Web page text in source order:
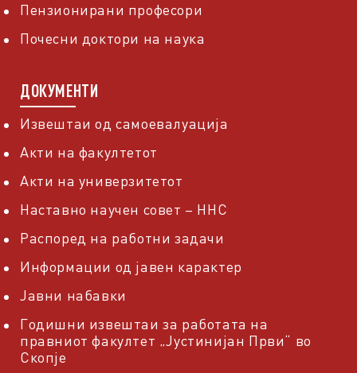
Пензионирани професори
Почесни доктори на наука
ДОКУМЕНТИ
Извештаи од самоевалуација
Акти на факултетот
Акти на универзитетот
Наставно научен совет – ННС
Распоред на работни задачи
Информации од јавен карактер
Јавни набавки
Годишни извештаи за работата на
правниот факултет „Јустинијан Први“ во
Скопје